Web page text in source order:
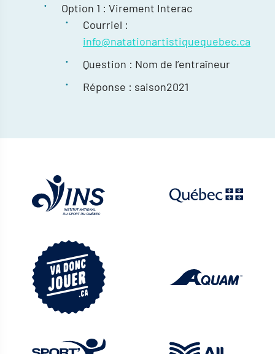
Option 1 : Virement Interac
Courriel :
info@natationartistiquequebec.ca
Question : Nom de l’entraîneur
Réponse : saison2021